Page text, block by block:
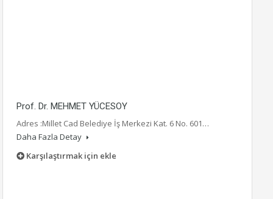
Prof. Dr. MEHMET YÜCESOY
Adres :Millet Cad Belediye İş Merkezi Kat. 6 No. 601…
Daha Fazla Detay
Karşılaştırmak için ekle